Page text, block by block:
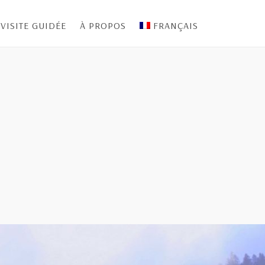
VISITE GUIDÉE À PROPOS FRANÇAIS